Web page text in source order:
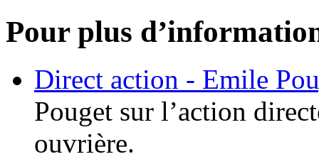
Pour plus
Direct action - Emile
Pouget sur l’action
ouvrière.